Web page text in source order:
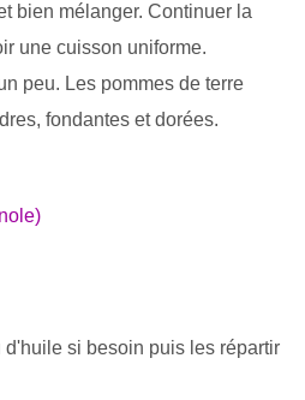
bien mélanger. Continuer la
une cuisson uniforme.
peu. Les pommes de terre
fondantes et dorées.
si besoin puis les répartir